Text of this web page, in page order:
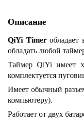
Описание
QiYi Timerобладает
обладать любой
Таймер QiYi имеет
комплектуется
Имеет обычный
компьютеру).
Работает от двух